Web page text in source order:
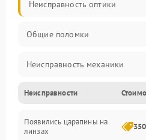
Неисправность оптики
Общие поломки
Неисправность механики
Неисправность электроники
Прочие неисправности
Неисправности
Появились царапины на
линзах